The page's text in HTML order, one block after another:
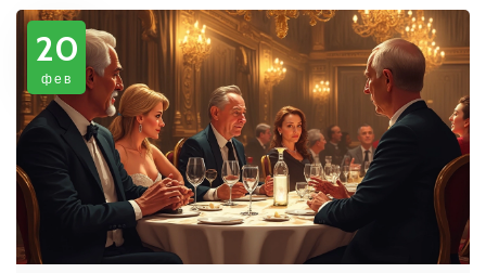
можно избежать неожиданных проблем и
провести мероприятие на высшем уровне.
20
фев